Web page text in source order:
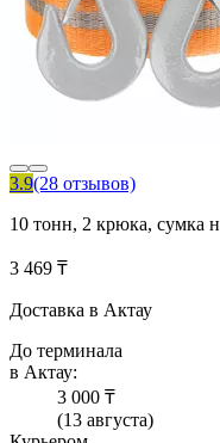
3.9(28 отзывов)
10 тонн, 2 крюка, сумка
3 469 ₸
Доставка в Актау
До терминала
в Актау:
3 000 ₸
(13 августа)